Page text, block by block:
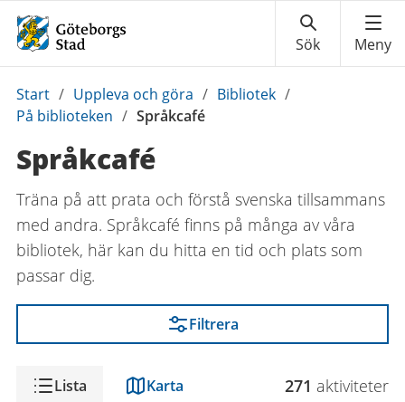
Du
är
Start / Uppleva och göra / Bibliotek /
På biblioteken / Språkcafé
Språkcafé
Träna på att prata och förstå svenska tillsammans
med andra. Språkcafé finns på många av våra
bibliotek, här kan du hitta en tid och plats som
passar dig.
Filtrera
VisningLista Karta 271 aktiviteter